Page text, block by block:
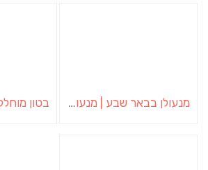
מנעולן בבאר שבע | מנעולן באופקים | ויטלי המנעולן בטון